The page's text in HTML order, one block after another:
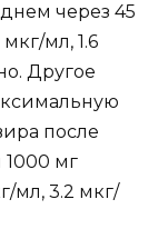
через 45
мл, 1.6
Другое
после
1000 мг
мл, 3.2 мкг/